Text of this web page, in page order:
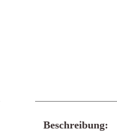
Beschreibung: